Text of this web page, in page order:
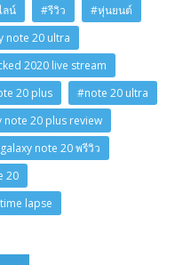
ลน์ #รีวิว
#หุ่นยนต์
note 20 ultra
2020 live stream
20 plus
#note 20 ultra
note 20 plus review
note 20 พรีวิว
20
lapse